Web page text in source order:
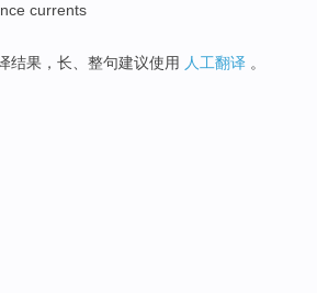
currents
结果，长、整句建议使用 人工翻译 。